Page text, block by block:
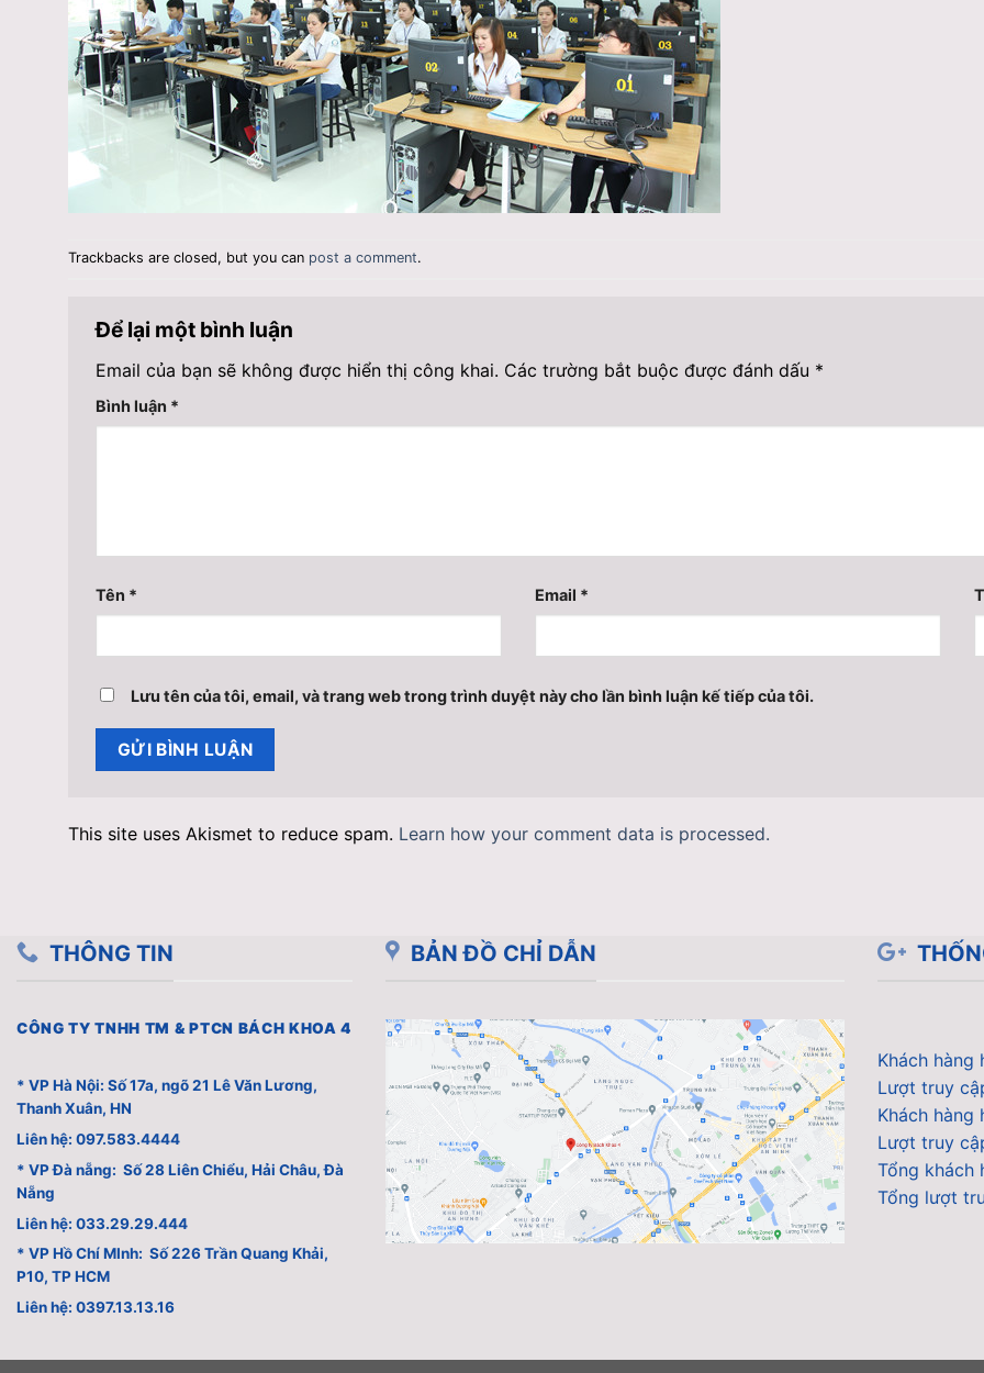
Trackbacks are closed, but you can post a comment.
Để lại một bình luận
Email của bạn sẽ không được hiển thị công khai. Các trường bắt buộc được đánh dấu *
Bình luận *
Tên * Email *
Lưu tên của tôi, email, và trang web trong trình duyệt này cho lần bình luận kế tiếp của tôi.
This site uses Akismet to reduce spam. Learn how your comment data is processed.
THÔNG TIN
CÔNG TY TNHH TM & PTCN BÁCH KHOA 4
* VP Hà Nội: Số 17a, ngõ 21 Lê Văn Lương,
Thanh Xuân, HN
Liên hệ: 097.583.4444
* VP Đà nẵng: Số 28 Liên Chiểu, Hải Châu, Đà
Nẵng
Liên hệ: 033.29.29.444
* VP Hồ Chí MInh: Số 226 Trần Quang Khải,
P10, TP HCM
Liên hệ: 0397.13.13.16
BẢN ĐỒ CHỈ DẪN
Khách hàng
Lượt truy
Khách hàng
Lượt truy
Tổng khách
Tổng lượt